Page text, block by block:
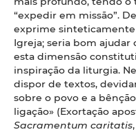
“expedir em missão”.
exprime sinteticamente
Igreja; seria bom
esta dimensão
inspiração da liturgia.
dispor de textos,
sobre o povo e a
ligação» (Exortação
Sacramentum caritatis